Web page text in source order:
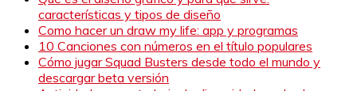
características y tipos de diseño
Como hacer un draw my life: app y programas
10 Canciones con números en el título populares
Cómo jugar Squad Busters desde todo el mundo y
descargar beta versión